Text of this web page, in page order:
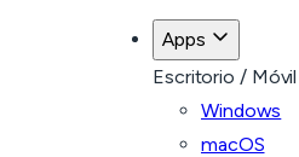
Apps
Escritorio / Móvil
Windows
macOS